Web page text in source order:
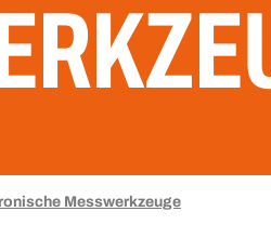
Messwerkzeuge